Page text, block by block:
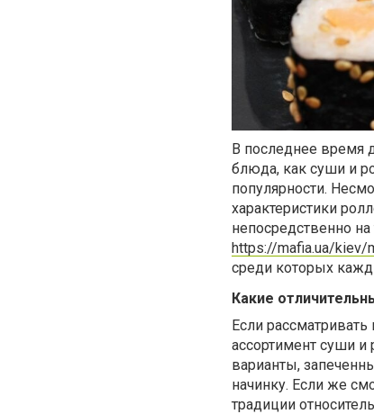
В последнее время
блюда, как суши и
популярности.
характеристики
непосредственно
https://mafia.ua/kiev/
среди которых
Какие
Если
ассортимент суши и
варианты,
начинку. Если же
традиции